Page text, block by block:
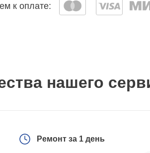
к оплате:
нашего
Ремонт за 1 день